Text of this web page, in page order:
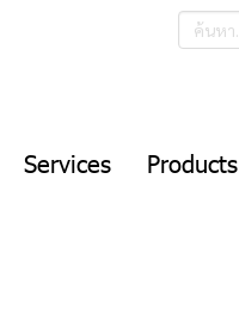
Services Products